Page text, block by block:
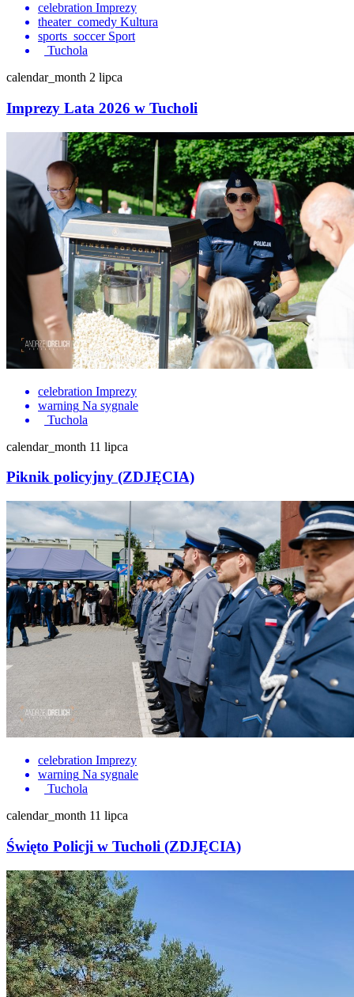
celebration Imprezy
theater_comedy Kultura
sports_soccerSport
Tuchola
calendar_month 2 lipca
Imprezy Lata 2026 w Tucholi
celebration Imprezy
warning Na sygnale
Tuchola
calendar_month 11 lipca
Piknik policyjny (ZDJĘCIA)
celebration Imprezy
warning Na sygnale
Tuchola
calendar_month 11 lipca
Święto Policji w Tucholi (ZDJĘCIA)